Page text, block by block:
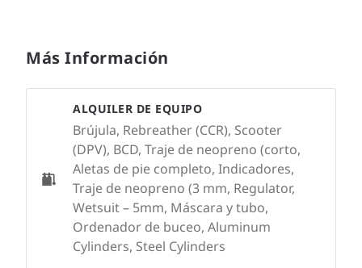
Más Información
ALQUILER DE EQUIPO
Brújula, Rebreather (CCR), Scooter
(DPV), BCD, Traje de neopreno (corto,
Aletas de pie completo, Indicadores,
Traje de neopreno (3 mm, Regulator,
Wetsuit – 5mm, Máscara y tubo,
Ordenador de buceo, Aluminum
Cylinders, Steel Cylinders